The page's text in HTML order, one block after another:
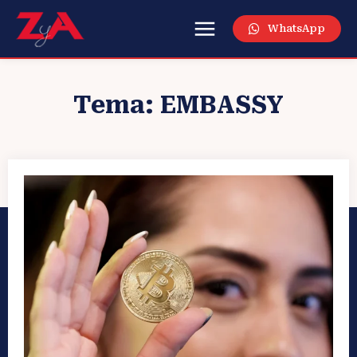
WhatsApp
Tema: EMBASSY